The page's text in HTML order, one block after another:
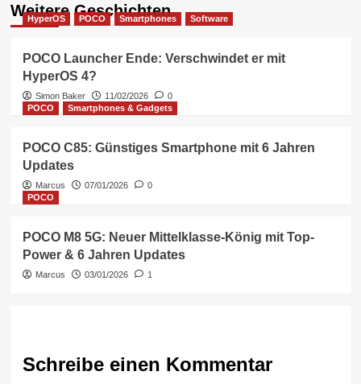
Weitere Geschichten
HyperOS POCO Smartphones Software
POCO Launcher Ende: Verschwindet er mit
HyperOS 4?
Simon Baker 11/02/2026
0
POCO
Smartphones & Gadgets
POCO C85: Günstiges Smartphone mit 6 Jahren
Updates
Marcus 07/01/2026
0
POCO
POCO M8 5G: Neuer Mittelklasse-König mit Top-
Power & 6 Jahren Updates
Marcus 03/01/2026 1
Schreibe einen Kommentar